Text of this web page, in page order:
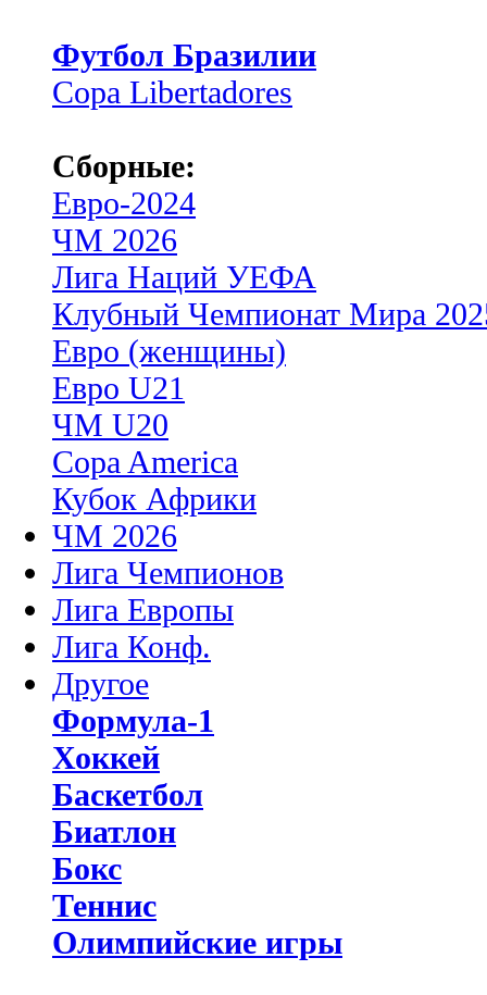
Футбол Бразилии
Copa Libertadores
Сборные:
Евро-2024
ЧМ 2026
Лига Наций УЕФА
Клубный Чемпионат Мира
Евро (женщины)
Евро U21
ЧМ U20
Copa America
Кубок Африки
ЧМ 2026
Лига Чемпионов
Лига Европы
Лига Конф.
Другое
Формула-1
Хоккей
Баскетбол
Биатлон
Бокс
Теннис
Олимпийские игры